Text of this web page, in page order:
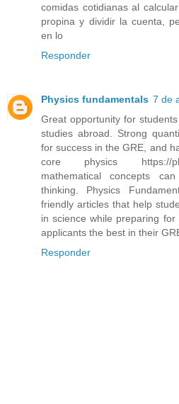
comidas cotidianas al
propina y dividir la cuenta,
en lo
Responder
Physics fundamentals 7 de
Great opportunity for
studies abroad. Strong
for success in the GRE, and
core physics https://
mathematical concepts
thinking. Physics
friendly articles that help
in science while preparing
applicants the best in their
Responder